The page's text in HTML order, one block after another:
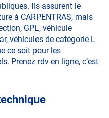
Ils assurent le
à CARPENTRAS, mais
GPL, véhicule
véhicules de catégorie L
ce soit pour les
Prenez rdv en ligne, c’est